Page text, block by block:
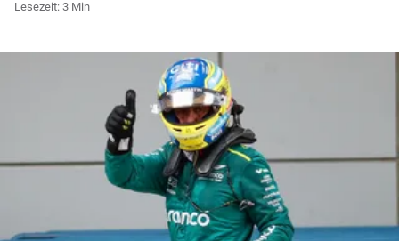
Lesezeit: 3 Min